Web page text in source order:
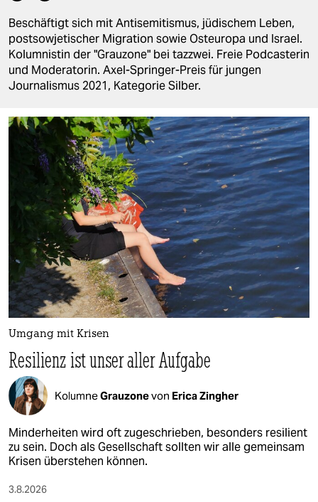
nord
wahrheit
verlag
verlag
veranstaltungen
fragen & hilfe
unterstützen
abo
genossenschaft
epaper login
Beschäftigt sich mit Antisemitismus, jüdischem Leben,
postsowjetischer Migration sowie Osteuropa und Israel.
Kolumnistin der "Grauzone" bei tazzwei. Freie Podcasterin
und Moderatorin. Axel-Springer-Preis für jungen
Journalismus 2021, Kategorie Silber.
Umgang mit Krisen
Resilienz ist unser aller Aufgabe
KolumneGrauzonevon Erica Zingher
Minderheiten wird oft zugeschrieben, besonders resilient
zu sein. Doch als Gesellschaft sollten wir alle gemeinsam
Krisen überstehen können.
3.8.2026